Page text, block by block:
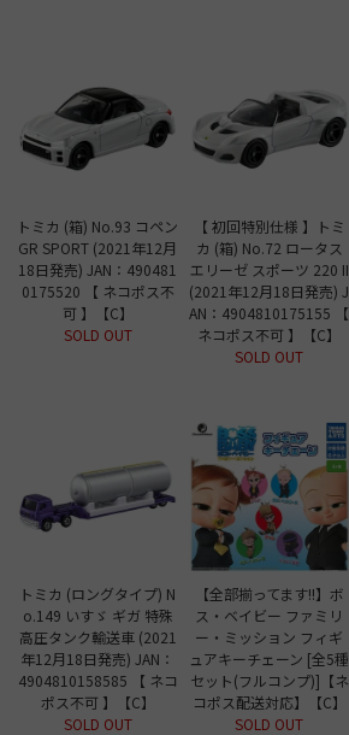
トミカ (箱) No.93 コペン
GR SPORT (2021年12月
18日発売) JAN：490481
0175520 【 ネコポス不
可 】【C】
SOLD OUT
【 初回特別仕様 】トミ
カ (箱) No.72 ロータス
エリーゼ スポーツ 220 II
(2021年12月18日発売) J
AN：4904810175155 【
ネコポス不可 】【C】
SOLD OUT
トミカ (ロングタイプ) N
o.149 いすゞ ギガ 特殊
高圧タンク輸送車 (2021
年12月18日発売) JAN：
4904810158585 【 ネコ
ポス不可 】【C】
SOLD OUT
【全部揃ってます!!】ボ
ス・ベイビー ファミリ
ー・ミッション フィギ
ュアキーチェーン [全5種
セット(フルコンプ)]【ネ
コポス配送対応】【C】
SOLD OUT